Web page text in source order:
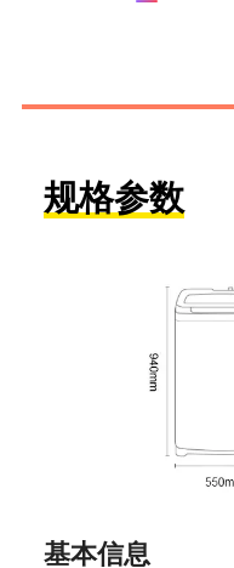
规格参数
基本信息